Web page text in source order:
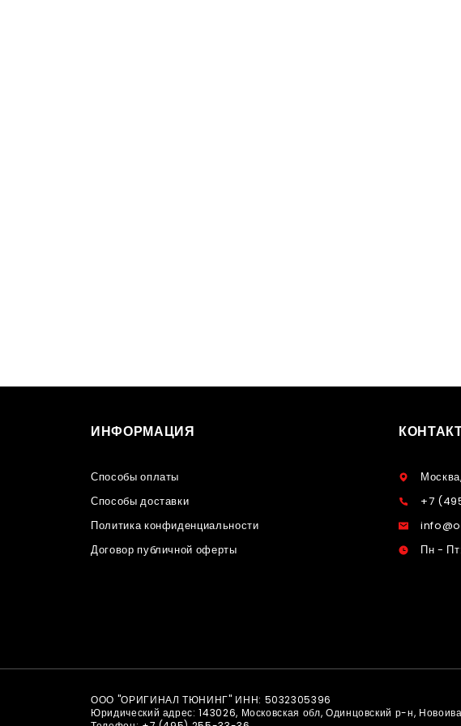
ИНФОРМАЦИЯ
Способы оплаты
Способы доставки
Политика конфиденциальности
Договор публичной оферты
+7
Пн -
ООО "ОРИГИНАЛ ТЮНИНГ" ИНН: 5032305396
Юридический адрес: 143026, Московская обл, Одинцовский р-н,